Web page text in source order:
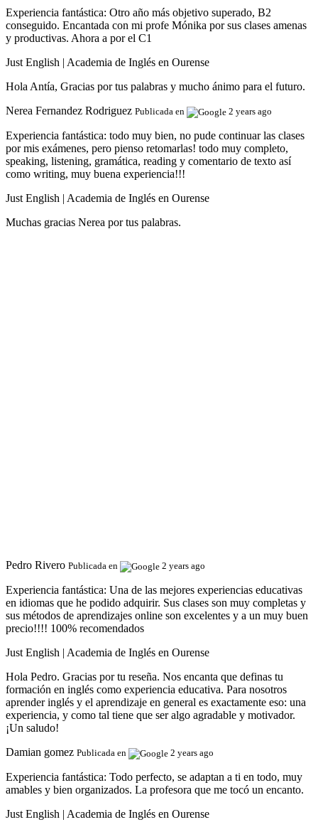
Experiencia fantástica: Otro año más objetivo superado, B2
conseguido. Encantada con mi profe Mónika por sus clases amenas
y productivas. Ahora a por el C1
Just English | Academia de Inglés en Ourense
Hola Antía, Gracias por tus palabras y mucho ánimo para el futuro.
Nerea Fernandez Rodriguez Publicada en 2 years ago
Experiencia fantástica: todo muy bien, no pude continuar las clases
por mis exámenes, pero pienso retomarlas! todo muy completo,
speaking, listening, gramática, reading y comentario de texto así
como writing, muy buena experiencia!!!
Just English | Academia de Inglés en Ourense
Muchas gracias Nerea por tus palabras.
Pedro Rivero Publicada en 2 years ago
Experiencia fantástica: Una de las mejores experiencias educativas
en idiomas que he podido adquirir. Sus clases son muy completas y
sus métodos de aprendizajes online son excelentes y a un muy buen
precio!!!! 100% recomendados
Just English | Academia de Inglés en Ourense
Hola Pedro. Gracias por tu reseña. Nos encanta que definas tu
formación en inglés como experiencia educativa. Para nosotros
aprender inglés y el aprendizaje en general es exactamente eso: una
experiencia, y como tal tiene que ser algo agradable y motivador.
¡Un saludo!
Damian gomez Publicada en 2 years ago
Experiencia fantástica: Todo perfecto, se adaptan a ti en todo, muy
amables y bien organizados. La profesora que me tocó un encanto.
Just English | Academia de Inglés en Ourense